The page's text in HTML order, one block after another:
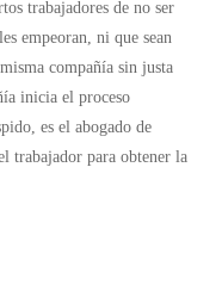
trabajadores de no ser
empeoran, ni que sean
compañía sin justa
inicia el proceso
es el abogado de
trabajador para obtener la